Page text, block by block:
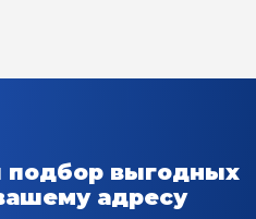
подбор выгодных
адресу